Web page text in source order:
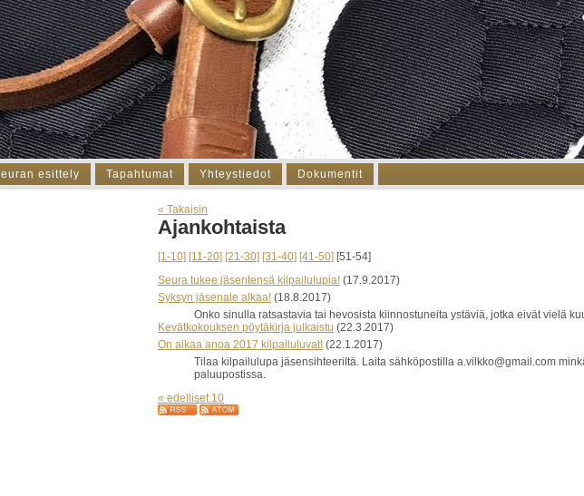
esittely Tapahtumat Yhteystiedot Dokumentit
« Takaisin
Ajankohtaista
[1-10] [11-20] [21-30] [31-40] [41-50] [51-54]
Seura tukee jäsentensä kilpailulupia! (17.9.2017)
Syksyn jäsenale alkaa! (18.8.2017)
Onko sinulla ratsastavia tai hevosista kiinnostuneita ystäviä, jotka eivät vielä
Kevätkokouksen pöytäkirja julkaistu (22.3.2017)
On aikaa anoa 2017 kilpailuluvat! (22.1.2017)
Tilaa kilpailulupa jäsensihteeriltä. Laita sähköpostilla a.vilkko@gmail.com
paluupostissa.
« edelliset 10